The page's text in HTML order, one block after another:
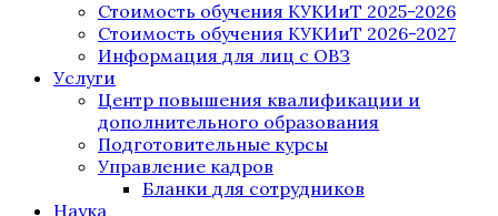
Стоимость обучения КУКИиТ 2025-2026
Стоимость обучения КУКИиТ 2026-2027
Информация для лиц с ОВЗ
Услуги
Центр повышения квалификации и
дополнительного образования
Подготовительные курсы
Управление кадров
Бланки для сотрудников
Наука